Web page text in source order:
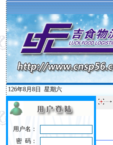
126年8月8日 星期六
用户名：
密 码：